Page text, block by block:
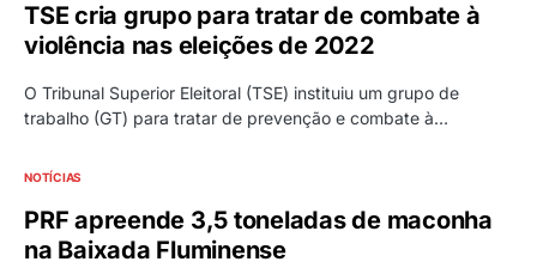
TSE cria grupo para tratar de combate à
violência nas eleições de 2022
O Tribunal Superior Eleitoral (TSE) instituiu um grupo de
trabalho (GT) para tratar de prevenção e combate à…
NOTÍCIAS
PRF apreende 3,5 toneladas de maconha
na Baixada Fluminense